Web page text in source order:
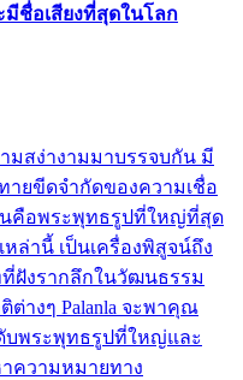
ชื่อเสียงที่สุดในโลก
สง่างามมาบรรจบกัน มี
ายขีดจำกัดของความเชื่อ
นคือพระพุทธรูปที่ใหญ่ที่สุด
ล่านี้ เป็นเครื่องพิสูจน์ถึง
ฝังรากลึกในวัฒนธรรม
างๆ Palanla จะพาคุณ
บพระพุทธรูปที่ใหญ่และ
ความหมายทาง